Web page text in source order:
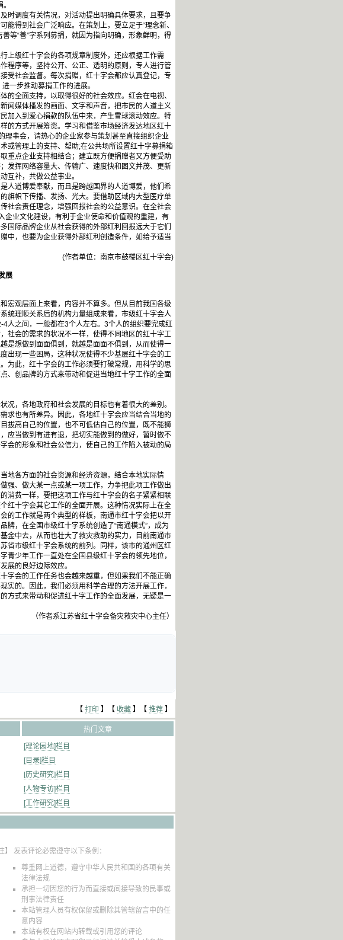
时调度有关情况，对活动提出明确具体要求，且要争
得到社会广泛响应。在策划上，要立足于“理念新、
等“善”字系列募捐，就因为指向明确，形象鲜明，得
上级红十字会的各项规章制度外，还应根据工作需
程序等，坚持公开、公正、透明的原则，专人进行管
受社会监督。每次捐赠，红十字会都应认真登记，专
一步推动募捐工作的进展。
全面支持，以取得很好的社会效应。红会在电视、
闻媒体播发的画面、文字和声音，把市民的人道主义
加入到爱心捐款的队伍中来，产生雪球滚动效应。特
的方式开展筹资。学习和借鉴市场经济发达地区红十
理事会，请热心的企业家参与策划甚至直接组织企业
或管理上的支持、帮助;在公共场所设置红十字募捐箱
重点企业支持相结合；建立既方便捐赠者又方便受助
发挥网络容量大、传输广、速度快和图文并茂、更新
互补，共做公益事业。
人道博爱奉献，而且是跨越国界的人道博爱，他们希
旗帜下传播、发扬、光大。要借助区域内大型医疗单
社会责任理念，增强回报社会的公益意识。在全社会
企业文化建设，有利于企业使命和价值观的重建，有
国际品牌企业从社会获得的外部红利回报远大于它们
中，也要为企业获得外部红利创造条件，如给予适当
(作者单位：南京市鼓楼区红十字会)
展
宏观层面上来看，内容并不算多。但从目前我国各级
统理顺关系后的机构力量组成来看，市级红十字会人
人之间，一般都在3个人左右。3个人的组织要完成红
社会的需求的状况不一样，使得不同地区的红十字工
是想做到面面俱到，就越是面面不俱到，从而使得一
出现一些困局，这种状况使得不少基层红十字会的工
为此，红十字会的工作必须要打破常规，用科学的思
、创品牌的方式来带动和促进当地红十字工作的全面
，各地政府和社会发展的目标也有着很大的差别。
求也有所差异。因此，各地红十字会应当结合当地的
拔高自己的位置，也不可低估自己的位置，既不能狮
应当做到有进有退，把切实能做到的做好，暂时做不
会的形象和社会公信力，使自己的工作陷入被动的局
地各方面的社会资源和经济资源，结合本地实际情
强、做大某一点或某一项工作，力争把此项工作做出
消费一样，要把这项工作与红十字会的名子紧紧相联
红十字会其它工作的全面开展。这种情况实际上在全
的工作就是两个典型的样板，南通市红十字会把以开
牌，在全国市级红十字系统创造了“南通模式”，成为
金中去，从而也壮大了救灾救助的实力，目前南通市
省市级红十字会系统的前列。同样，该市的通州区红
少年工作一直处在全国县级红十字会的领先地位，
展的良好边际效应。
字会的工作任务也会越来越重，但如果我们不能正确
的。因此，我们必须用科学合理的方法开展工作，
方式来带动和促进红十字工作的全面发展，无疑是一
（作者系江苏省红十字会备灾救灾中心主任）
【 打印 】【 收藏 】【 推荐 】
热门文章
[理论园地]栏目
[目录]栏目
[历史研究]栏目
[人物专访]栏目
[工作研究]栏目
注】 发表评论必需遵守以下条例：
尊重网上道德，遵守中华人民共和国的各项有关
法律法规
承担一切因您的行为而直接或间接导致的民事或
刑事法律责任
本站管理人员有权保留或删除其管辖留言中的任
意内容
本站有权在网站内转载或引用您的评论